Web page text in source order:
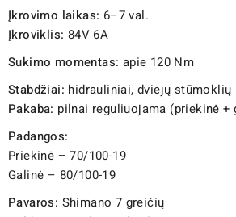
Įkrovimo laikas: 6–7 val.
Įkroviklis: 84V 6A
Sukimo momentas: apie 120 Nm
Stabdžiai: hidrauliniai, dviejų stūmoklių
Pakaba: pilnai reguliuojama (priekinė +
Padangos:
Priekinė – 70/100-19
Galinė – 80/100-19
Pavaros: Shimano 7 greičių